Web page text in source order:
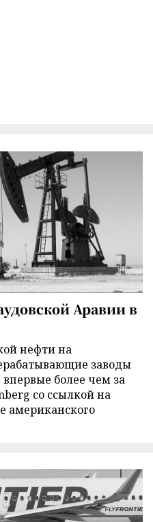
Аравии в
нефти на
заводы
более чем за
со ссылкой на
американского